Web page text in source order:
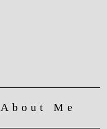
About Me